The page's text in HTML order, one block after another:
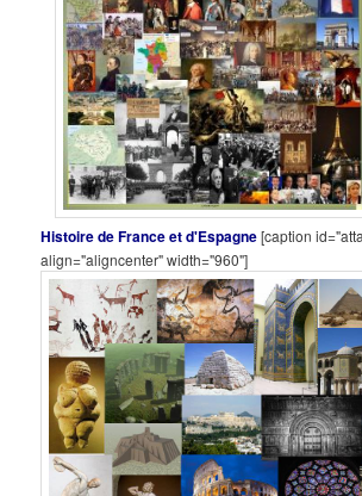
Histoire de France et d'Espagne[caption
align="aligncenter" width="960"]